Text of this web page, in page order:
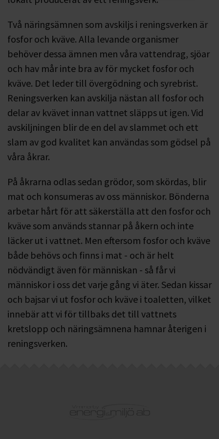
Två näringsämnen som avskiljs i reningsverken är
fosfor och kväve. Alla levande organismer
behöver dessa ämnen men våra vattendrag, sjöar
och hav mår inte bra av för mycket fosfor och
kväve. Det leder till övergödning och syrebrist.
Reningsverken kan avskilja nästan all fosfor och
delar av kvävet innan vattnet släpps ut igen. Vid
avskiljningen blir de en del av slammet och ett
slam av god kvalitet kan användas som gödsel på
våra åkrar.
På åkrarna odlas sedan grödor, som skördas, blir
mat och konsumeras av oss människor. Bönderna
arbetar hårt för att säkerställa att den fosfor och
kväve som används stannar på åkern och inte
läcker ut i vattnet. Men eftersom fosfor och kväve
både behövs och finns i mat - och är helt
nödvändigt även för människan - så får vi
människor i oss det varje gång vi äter. Sedan kissar
och bajsar vi ut fosfor och kväve i toaletten, vilket
innebär att vi för tillbaks det till vattnets
kretslopp och näringsämnena hamnar återigen i
reningsverken.